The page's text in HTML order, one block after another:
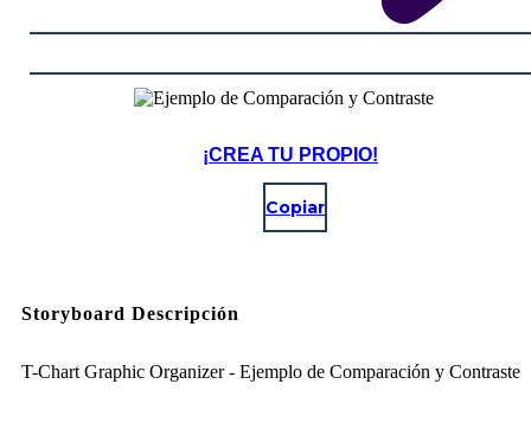
¡CREA TU PROPIO!
Copiar
Storyboard Descripción
T-Chart Graphic Organizer - Ejemplo de Comparación y Contraste